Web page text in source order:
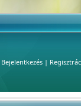
Bejelentkezés|